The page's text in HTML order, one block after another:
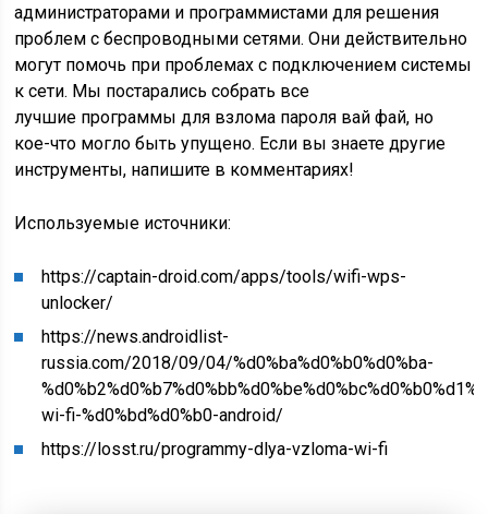
администраторами и программистами для решения
проблем с беспроводными сетями. Они действительно
могут помочь при проблемах с подключением системы
к сети. Мы постарались собрать все
лучшие программы для взлома пароля вай фай, но
кое-что могло быть упущено. Если вы знаете другие
инструменты, напишите в комментариях!
Используемые источники:
https://captain-droid.com/apps/tools/wifi-wps-
unlocker/
https://news.androidlist-
russia.com/2018/09/04/%d0%ba%d0%b0%d0%ba-
wi-fi-%d0%bd%d0%b0-android/
https://losst.ru/programmy-dlya-vzloma-wi-fi